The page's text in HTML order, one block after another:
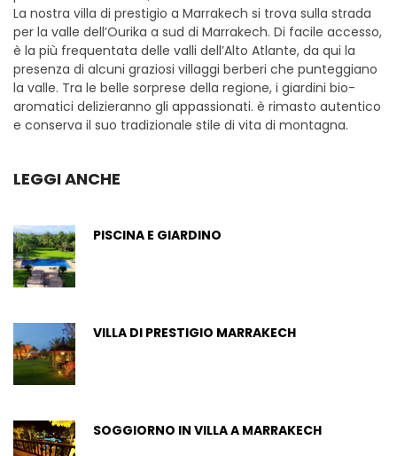
La nostra villa di prestigio a Marrakech si trova sulla strada
per la valle dell’Ourika a sud di Marrakech. Di facile accesso,
è la più frequentata delle valli dell’Alto Atlante, da qui la
presenza di alcuni graziosi villaggi berberi che punteggiano
la valle. Tra le belle sorprese della regione, i giardini bio-
aromatici delizieranno gli appassionati. è rimasto autentico
e conserva il suo tradizionale stile di vita di montagna.
LEGGI ANCHE
PISCINA E GIARDINO
VILLA DI PRESTIGIO MARRAKECH
SOGGIORNO IN VILLA A MARRAKECH